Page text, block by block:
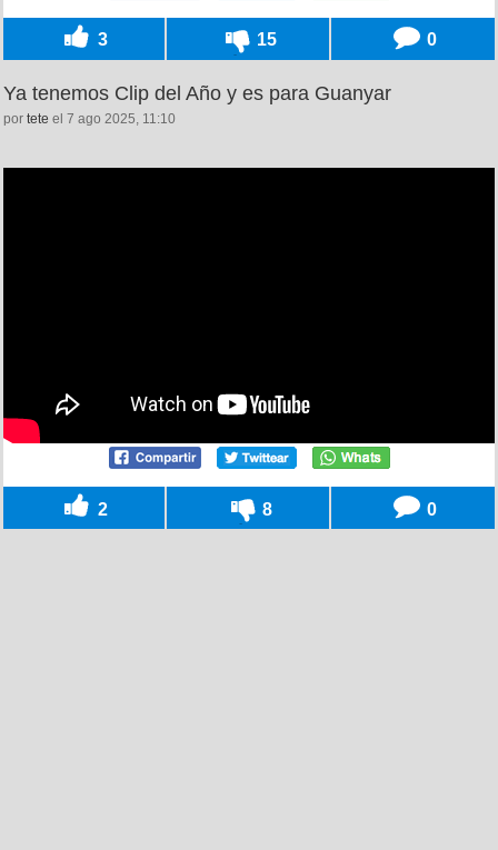
3 15 0
Ya tenemos Clip del Año y es para Guanyar
por tete el 7 ago 2025, 11:10
2 8 0